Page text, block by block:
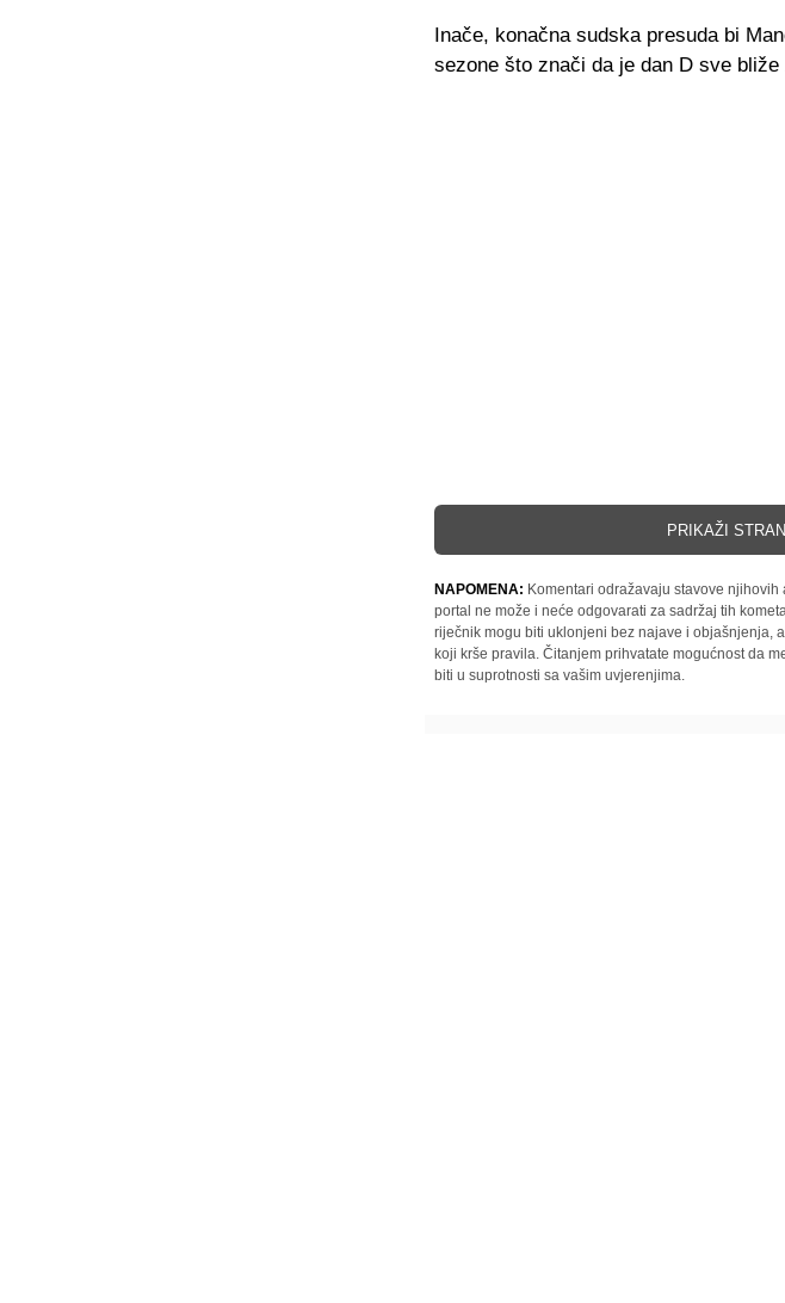
Inače, konačna sudska presuda bi
sezone što znači da je dan D sve
PRIKAŽI
NAPOMENA: Komentari odražavaju stavove
portal ne može i neće odgovarati za sadržaj tih
riječnik mogu biti uklonjeni bez najave i objašnjenja,
koji krše pravila. Čitanjem prihvatate mogućnost da
biti u suprotnosti sa vašim uvjerenjima.